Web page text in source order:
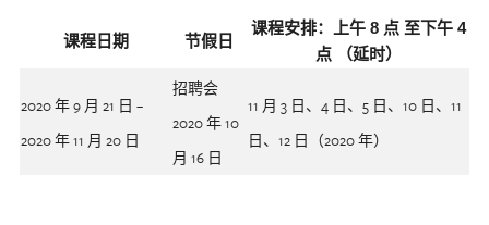
课程日期 节假日
课程安排：上午 8 点 至下午 4
点 （延时）
2020 年 9 月 21 日 –
2020 年 11 月 20 日
招聘会
2020 年 10
月 16 日
11 月 3 日、4 日、5 日、10 日、11
日、12 日（2020 年）